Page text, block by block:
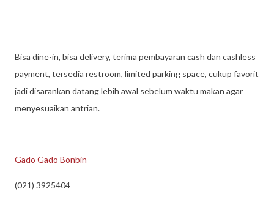
Bisa dine-in, bisa delivery, terima pembayaran cash dan cashless
payment, tersedia restroom, limited parking space, cukup favorit
jadi disarankan datang lebih awal sebelum waktu makan agar
menyesuaikan antrian.
Gado Gado Bonbin
(021) 3925404